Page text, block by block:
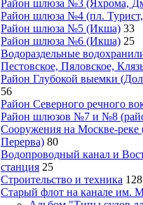
Район шлюза №3 (Яхрома,
Район шлюза №4 (пл.
Район шлюза №5 (Икша) 33
Район шлюза №6 (Икша) 25
Водораздельные
Пестовское, Пяловское,
Район Глубокой выемки
56
Район Северного речного
Район шлюзов №7 и №8
Сооружения на Москве-
Перерва) 80
Водопроводный канал и
станция 25
Строительство и техника 128
Старый флот на канале им.